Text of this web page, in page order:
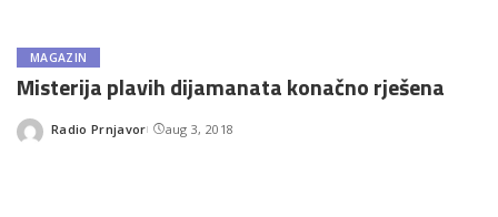
MAGAZIN
Misterija plavih dijamanata konačno rješena
Posted
Radio Prnjavor aug 3, 2018